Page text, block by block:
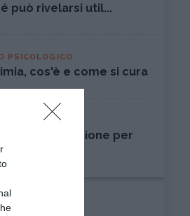
può rivelarsi util...
PSICOLOGICO
cos'è e come si cura
dall'ossessione per